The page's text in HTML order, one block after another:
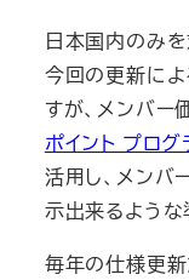
日本国内のみ
今回の更新に
すが、メンバー
ポイント プロ
活用し、メンバ
示出来るような
毎年の仕様更新